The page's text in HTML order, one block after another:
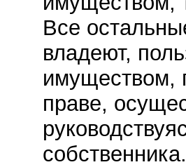
Все
владеют,
имуществом,
праве,
собственника.